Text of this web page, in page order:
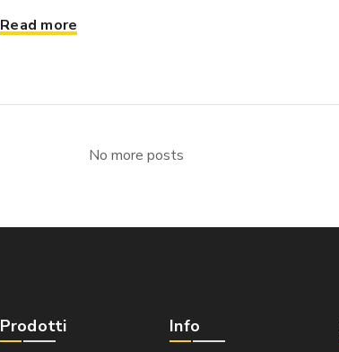
Read more
No more posts
Prodotti Info